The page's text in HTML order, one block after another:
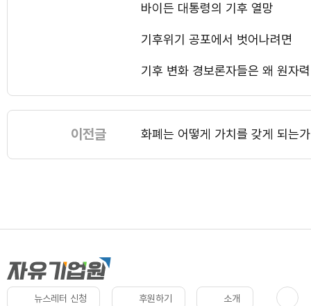
바이든 대통령의 기후 열망
기후위기 공포에서 벗어나려면
기후 변화 경보론자들은 왜 원자
이전글 화폐는 어떻게 가치를 갖게 되는
뉴스레터 신청 후원하기 소개